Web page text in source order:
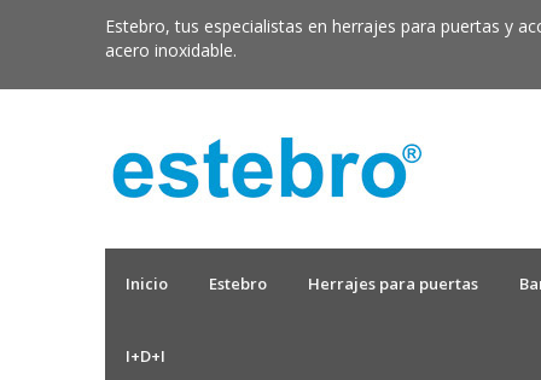
Estebro, tus especialistas en herrajes para puertas y
acero inoxidable.
Inicio Estebro Herrajes para puertas
I+D+I